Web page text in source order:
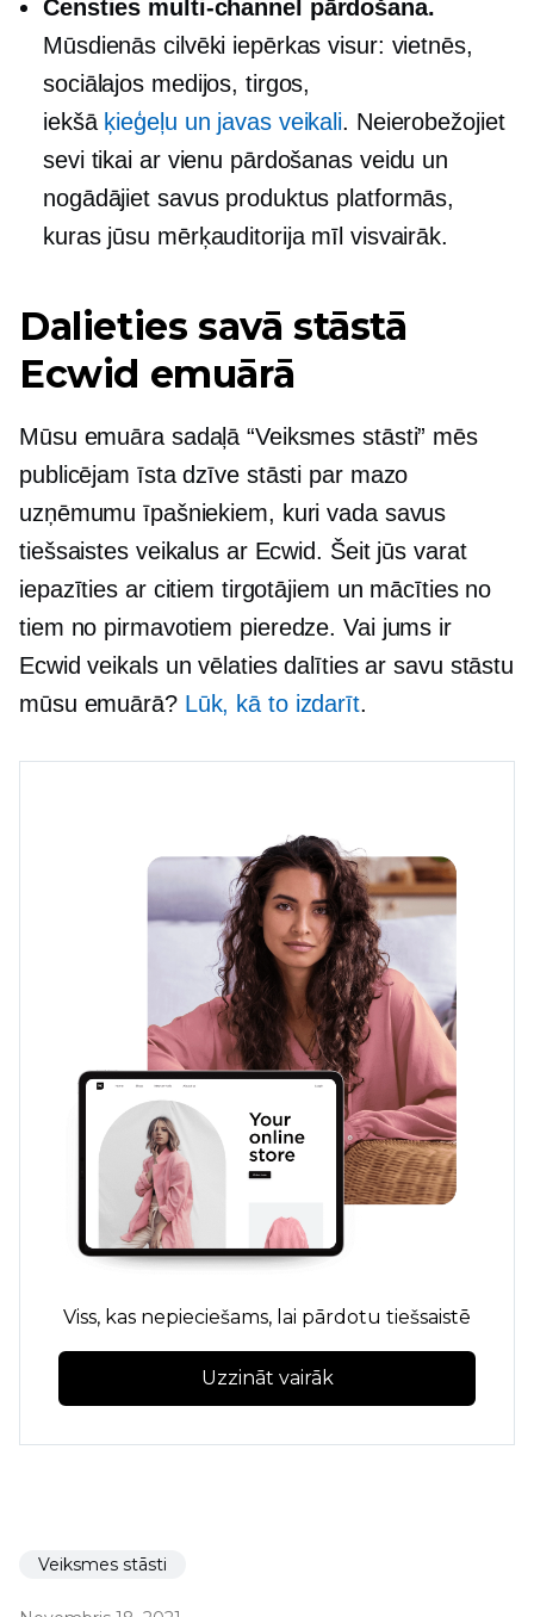
Censties multi-channel pārdošana.
Mūsdienās cilvēki iepērkas visur: vietnēs,
sociālajos medijos, tirgos,
iekšā ķieģeļu un javasveikali. Neierobežojiet
sevi tikai ar vienu pārdošanas veidu un
nogādājiet savus produktus platformās,
kuras jūsu mērķauditorija mīl visvairāk.
Dalieties savā stāstā
Ecwid emuārā
Mūsu emuāra sadaļā “Veiksmes stāsti” mēs
publicējam īsta dzīvestāsti par mazo
uzņēmumu īpašniekiem, kuri vada savus
tiešsaistes veikalus ar Ecwid. Šeit jūs varat
iepazīties ar citiem tirgotājiem un mācīties no
tiem no pirmavotiem pieredze. Vai jums ir
Ecwid veikals un vēlaties dalīties ar savu stāstu
mūsu emuārā? Lūk, kā to izdarīt.
Viss, kas nepieciešams, lai pārdotu tiešsaistē
Uzzināt vairāk
Veiksmes stāsti